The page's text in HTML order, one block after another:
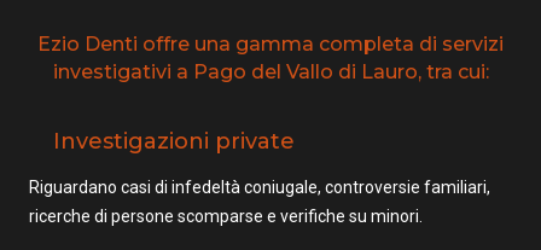
Ezio Denti offre una gamma completa di servizi
investigativi a Pago del Vallo di Lauro, tra cui:
Investigazioni private
Riguardano casi di infedeltà coniugale, controversie familiari,
ricerche di persone scomparse e verifiche su minori.